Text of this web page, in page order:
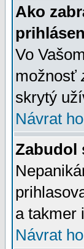
Ako
Vo
možnosť
skrytý
Návrat
Zabudol
a takmer
Návrat